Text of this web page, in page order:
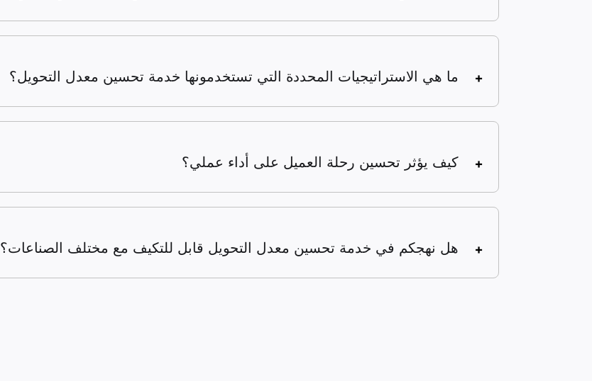
ما هي الاستراتيجيات المحددة التي تستخدمونها خدمة تحسين معدل التحويل؟
كيف يؤثر تحسين رحلة العميل على أداء عملي؟
هل نهجكم في خدمة تحسين معدل التحويل قابل للتكيف مع مختلف الصناعات؟